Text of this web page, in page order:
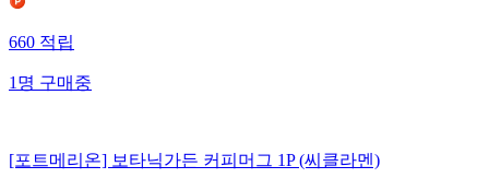
660적립
1명구매중
[포트메리온] 보타닉가든 커피머그 1P (씨클라멘)